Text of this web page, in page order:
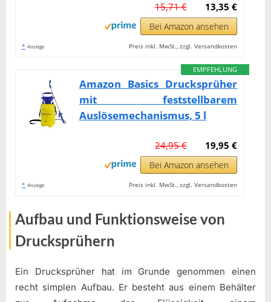
13,35 €
15,71 €
Bei Amazon ansehen
* Anzeige Preis inkl. MwSt., zzgl. Versandkosten
EMPFEHLUNG
Amazon Basics Drucksprüher
mit feststellbarem
Auslösemechanismus, 5 l
19,95 €
24,95 €
Bei Amazon ansehen
* Anzeige Preis inkl. MwSt., zzgl. Versandkosten
Aufbau und Funktionsweise von
Drucksprühern
Ein Drucksprüher hat im Grunde genommen einen
recht simplen Aufbau. Er besteht aus einem Behälter